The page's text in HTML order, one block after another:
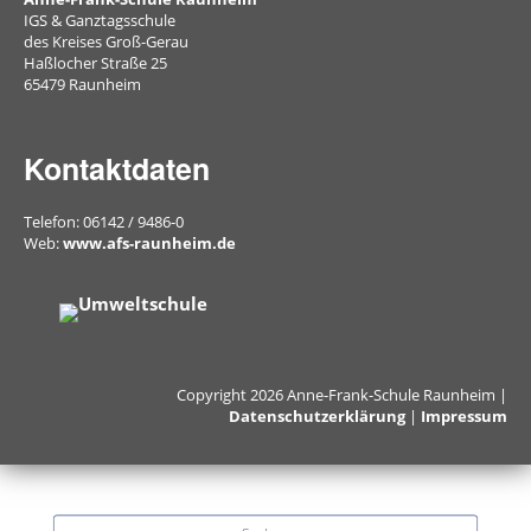
AFS-
Shop
Schulsozialarbeit
Beratung
Berufsorientierung
PUSCH-
IGS & Ganztagsschule
des Kreises Groß-Gerau
Haßlocher Straße 25
65479 Raunheim
Kontaktdaten
Telefon: 06142 / 9486-0
Web:www.afs-raunheim.de
Copyright 2026 Anne-Frank-Schule Raunheim |
Datenschutzerklärung| Impressum